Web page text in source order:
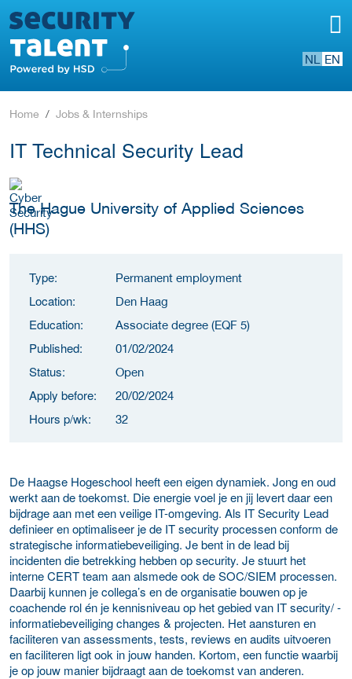
NL EN
Home Jobs & Internships
IT Technical Security Lead
The Hague University of Applied Sciences
(HHS)
Type: Permanent employment
Location: Den Haag
Education: Associate degree (EQF 5)
Published: 01/02/2024
Status: Open
Apply before: 20/02/2024
Hours p/wk: 32
De Haagse Hogeschool heeft een eigen dynamiek. Jong en oud
werkt aan de toekomst. Die energie voel je en jij levert daar een
bijdrage aan met een veilige IT-omgeving. Als IT Security Lead
definieer en optimaliseer je de IT security processen conform de
strategische informatiebeveiliging. Je bent in de lead bij
incidenten die betrekking hebben op security. Je stuurt het
interne CERT team aan alsmede ook de SOC/SIEM processen.
Daarbij kunnen je collega’s en de organisatie bouwen op je
coachende rol én je kennisniveau op het gebied van IT security/ -
informatiebeveiliging changes & projecten. Het aansturen en
faciliteren van assessments, tests, reviews en audits uitvoeren
en faciliteren ligt ook in jouw handen. Kortom, een functie waarbij
je op jouw manier bijdraagt aan de toekomst van anderen.